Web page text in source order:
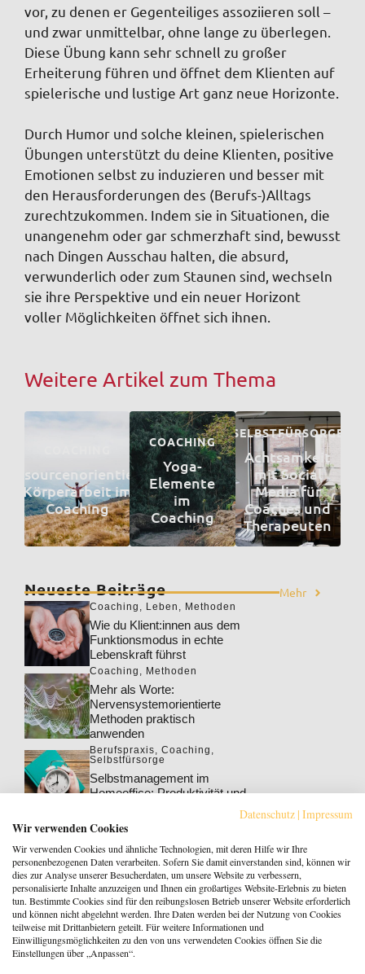
vor, zu denen er Gegenteiliges assoziieren soll –
und zwar unmittelbar, ohne lange zu überlegen.
Diese Übung kann sehr schnell zu großer
Erheiterung führen und öffnet dem Klienten auf
spielerische und lustige Art ganz neue Horizonte.
Durch Humor und solche kleinen, spielerischen
Übungen unterstützt du deine Klienten, positive
Emotionen selbst zu induzieren und besser mit
den Herausforderungen des (Berufs-)Alltags
zurechtzukommen. Indem sie in Situationen, die
unangenehm oder gar schmerzhaft sind, bewusst
nach Dingen Ausschau halten, die absurd,
verwunderlich oder zum Staunen sind, wechseln
sie ihre Perspektive und ein neuer Horizont
voller Möglichkeiten öffnet sich ihnen.
Weitere Artikel zum Thema
Ressourcenorientierte
Körperarbeit im
Coaching
COACHING
Yoga-
Elemente
im
Coaching
SELBSTFÜRSORGE
Achtsamkeit
mit Social
Media für
Coaches und
Therapeuten
Neueste Beiträge Mehr
Coaching Leben Methoden
Wie du Klient:innen aus dem
Funktionsmodus in echte
Lebenskraft führst
Coaching , Methoden
Mehr als Worte:
Nervensystemorientierte
Methoden praktisch
anwenden
Berufspraxis, Coaching ,
Selbstfürsorge
Selbstmanagement im
Homeoffice: Produktivität und
Berufspraxis
Klarheit gewinnt: Gebucht
werden als Coach:in im KI-
Zeitalter
Berufspraxis
Patientenrechtegesetz: 5
typische Irrtümer im Fakten-
Check
Coaching
Datenschutz | Impressum
Wir verwenden Cookies
Wir verwenden Cookies und ähnliche Technologien, mit deren Hilfe wir Ihre
personenbezogenen Daten verarbeiten. Sofern Sie damit einverstanden sind, können wir
dies zur Analyse unserer Besucherdaten, um unsere Website zu verbessern,
personalisierte Inhalte anzuzeigen und Ihnen ein großartiges Website-Erlebnis zu bieten
tun. Bestimmte Cookies sind für den reibungslosen Betrieb unserer Website erforderlich
und können nicht abgelehnt werden. Ihre Daten werden bei der Nutzung von Cookies
teilweise mit Drittanbietern geteilt. Für weitere Informationen und
Einwilligungsmöglichkeiten zu den von uns verwendeten Cookies öffnen Sie die
Einstellungen über „Anpassen“.